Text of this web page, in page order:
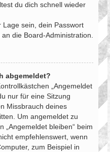
du dich schnell wieder
sein, dein Passwort
die Board-Administration.
abgemeldet?
„Angemeldet
nur für eine Sitzung
Missbrauch deines
Um angemeldet zu
„Angemeldet bleiben“ beim
empfehlenswert, wenn
zum Beispiel in